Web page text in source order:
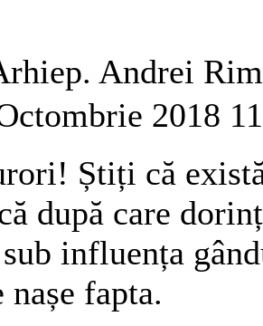
Andrei
2018
Știți că
după care
influența
nașe fapta.